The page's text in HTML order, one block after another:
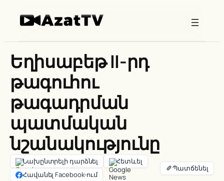
Եղիսաբեթ II-րդ
թագուհու
թագադրման
պատմական
նշանակությունը
Նախընտրելի դարձնել
Հետևել
Հավանել Facebook-ում